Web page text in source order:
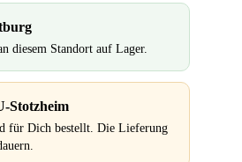
diesem Standort auf Lager.
Stotzheim
für Dich bestellt. Die Lieferung